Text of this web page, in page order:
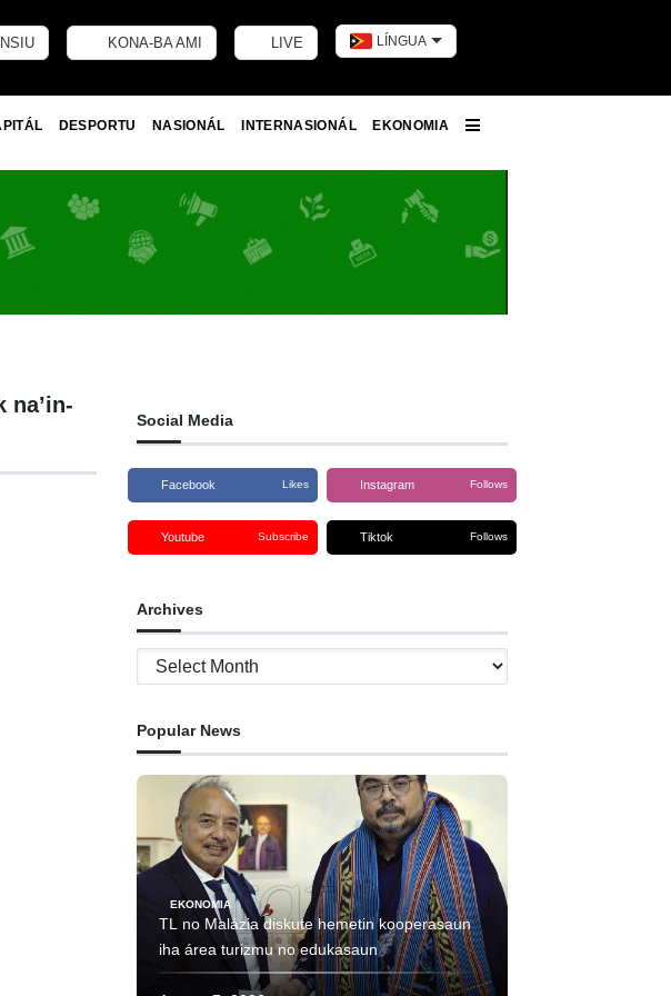
KONA-BA AMI LIVE LÍNGUA
DESPORTU NASIONÁL INTERNASIONÁL
EKONOMIA
na’in-
Social Media
Facebook Likes Instagram Follows
Youtube Subscribe Tiktok Follows
Archives
Archives
Popular News
EKONOMIA
TL no Malázia diskute hemetin kooperasaun
iha área turizmu no edukasaun